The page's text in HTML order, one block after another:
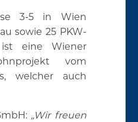
3-5 in Wien
sowie 25 PKW-
ist eine Wiener
vom
welcher auch
„Wir freuen